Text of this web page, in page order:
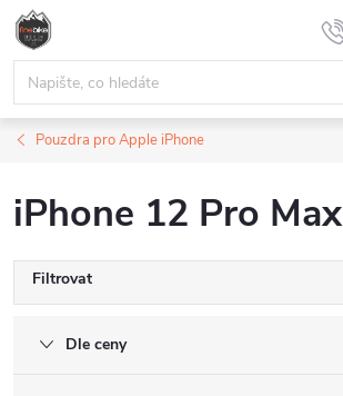
Přejít
obsah
Pouzdra pro Apple iPhone
iPhone 12 Pro Max
Filtrovat
Dle ceny